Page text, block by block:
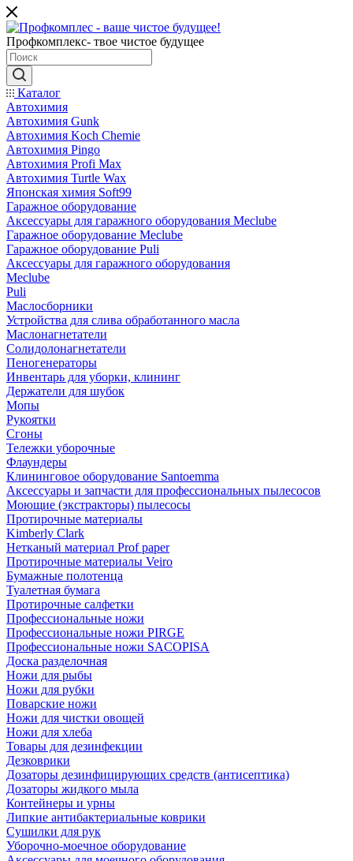
Профкомплекс- твое чистое будущее
Каталог
Автохимия
Автохимия Gunk
Автохимия Koch Chemie
Автохимия Pingo
Автохимия Profi Max
Автохимия Turtle Wax
Японская химия Soft99
Гаражное оборудование
Аксессуары для гаражного оборудования Meclube
Гаражное оборудование Meclube
Гаражное оборудование Puli
Аксессуары для гаражного оборудования
Meclube
Puli
Маслосборники
Устройства для слива обработанного масла
Маслонагнетатели
Солидолонагнетатели
Пеногенераторы
Инвентарь для уборки, клининг
Держатели для шубок
Мопы
Рукоятки
Сгоны
Тележки уборочные
Флаундеры
Клининговое оборудование Santoemma
Аксессуары и запчасти для профессиональных пылесосов
Моющие (экстракторы) пылесосы
Протирочные материалы
Kimberly Clark
Нетканый материал Prof paper
Протирочные материалы Veiro
Бумажные полотенца
Туалетная бумага
Протирочные салфетки
Профессиональные ножи
Профессиональные ножи PIRGE
Профессиональные ножи SACOPISA
Доска разделочная
Ножи для рыбы
Ножи для рубки
Поварские ножи
Ножи для чистки овощей
Ножи для хлеба
Товары для дезинфекции
Дезковрики
Дозаторы дезинфицирующих средств (антисептика)
Дозаторы жидкого мыла
Контейнеры и урны
Липкие антибактериальные коврики
Сушилки для рук
Уборочно-моечное оборудование